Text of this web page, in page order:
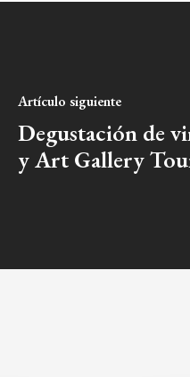
Artículo siguiente
Degustación de
y Art Gallery